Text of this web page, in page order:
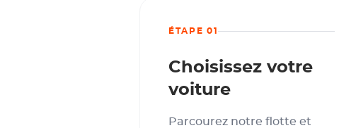
ÉTAPE 01
Choisissez votre
voiture
Parcourez notre flotte et